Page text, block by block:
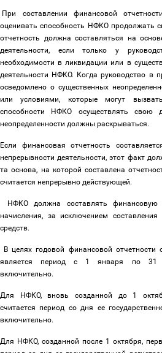
При составлении финансовой
оценивать способность НФКО продолжать
отчетность должна составляться на
деятельности, если только у
необходимости в ликвидации или в
деятельности НФКО. Когда руководство в
осведомлено о существенных
или условиями, которые могут
способности НФКО осуществлять свою
неопределенности должны раскрываться.
Если финансовая отчетность
непрерывности деятельности, этот факт
та основа, на которой составлена
считается непрерывно действующей.
НФКО должна составлять финансовую
начисления, за исключением
средств.
В целях годовой финансовой
является период с 1 января по 31
включительно.
Для НФКО, вновь созданной до 1
считается период со дня ее
включительно.
Для НФКО, созданной после 1 октября,